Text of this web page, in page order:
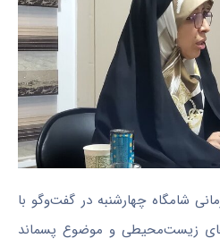
شامگاه چهارشنبه در گفت‌وگو با
زیست‌محیطی و موضوع پسماند